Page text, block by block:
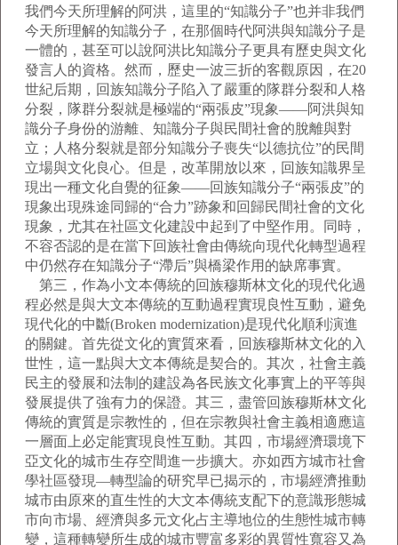
我們今天所理解的阿洪，這里的“知識分子”也并非我們
今天所理解的知識分子，在那個時代阿洪與知識分子是
一體的，甚至可以說阿洪比知識分子更具有歷史與文化
發言人的資格。然而，歷史一波三折的客觀原因，在20
世紀后期，回族知識分子陷入了嚴重的隊群分裂和人格
分裂，隊群分裂就是極端的“兩張皮”現象——阿洪與知
識分子身份的游離、知識分子與民間社會的脫離與對
立；人格分裂就是部分知識分子喪失“以德抗位”的民間
立場與文化良心。但是，改革開放以來，回族知識界呈
現出一種文化自覺的征象——回族知識分子“兩張皮”的
現象出現殊途同歸的“合力”跡象和回歸民間社會的文化
現象，尤其在社區文化建設中起到了中堅作用。同時，
不容否認的是在當下回族社會由傳統向現代化轉型過程
中仍然存在知識分子“滯后”與橋梁作用的缺席事實。
第三，作為小文本傳統的回族穆斯林文化的現代化過
程必然是與大文本傳統的互動過程實現良性互動，避免
現代化的中斷(Broken modernization)是現代化順利演進
的關鍵。首先從文化的實質來看，回族穆斯林文化的入
世性，這一點與大文本傳統是契合的。其次，社會主義
民主的發展和法制的建設為各民族文化事實上的平等與
發展提供了強有力的保證。其三，盡管回族穆斯林文化
傳統的實質是宗教性的，但在宗教與社會主義相適應這
一層面上必定能實現良性互動。其四，市場經濟環境下
亞文化的城市生存空間進一步擴大。亦如西方城市社會
學社區發現—轉型論的研究早已揭示的，市場經濟推動
城市由原來的直生性的大文本傳統支配下的意識形態城
市向市場、經濟與多元文化占主導地位的生態性城市轉
變，這種轉變所生成的城市豐富多彩的異質性寬容又為